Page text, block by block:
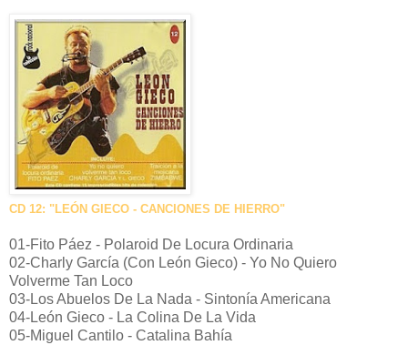
CD 12: "LEÓN GIECO - CANCIONES DE HIERRO"
01-Fito Páez - Polaroid De Locura Ordinaria
02-Charly García (Con León Gieco) - Yo No Quiero
Volverme Tan Loco
03-Los Abuelos De La Nada - Sintonía Americana
04-León Gieco - La Colina De La Vida
05-Miguel Cantilo - Catalina Bahía